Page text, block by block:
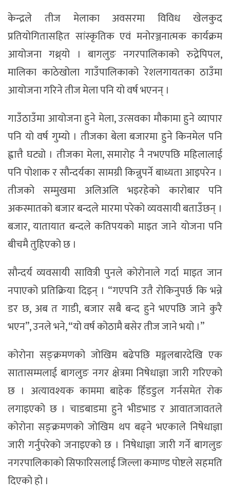
केन्द्रले तीज मेलाका अवसरमा विविध खेलकुद
प्रतियोगितासहित सांस्कृतिक एवं मनोरञ्जनात्मक कार्यक्रम
आयोजना गथ्र्यो । बागलुङ नगरपालिकाको रुद्रेपिपल,
मालिका काठेखोला गाउँपालिकाको रेशलगायतका ठाउँमा
आयोजना गरिने तीज मेला पनि यो वर्ष भएनन् ।
गाउँठाउँमा आयोजना हुने मेला, उत्सवका मौकामा हुने व्यापार
पनि यो वर्ष गुम्यो । तीजका बेला बजारमा हुने किनमेल पनि
ह्वात्तै घट्यो । तीजका मेला, समारोह नै नभएपछि महिलालाई
पनि पोशाक र सौन्दर्यका सामग्री किन्नुपर्ने बाध्यता आइपरेन ।
तीजको सम्मुखमा अलिअलि भइरहेको कारोबार पनि
अकस्मातको बजार बन्दले मारमा परेको व्यवसायी बताउँछन् ।
बजार, यातायात बन्दले कतिपयको माइत जाने योजना पनि
बीचमै तुहिएको छ ।
सौन्दर्य व्यवसायी सावित्री पुनले कोरोनाले गर्दा माइत जान
नपाएको प्रतिक्रिया दिइन् । “गएपनि उतै रोकिनुपर्छ कि भन्ने
डर छ, अब त गाडी, बजार सबै बन्द हुने भएपछि जाने कुरै
भएन”, उनले भने, “यो वर्ष कोठामै बसेर तीज जाने भयो ।”
कोरोना सङ्क्रमणको जोखिम बढेपछि मङ्गलबारदेखि एक
सातासम्मलाई बागलुङ नगर क्षेत्रमा निषेधाज्ञा जारी गरिएको
छ । अत्यावश्यक काममा बाहेक हिँडडुल गर्नसमेत रोक
लगाइएको छ । चाडबाडमा हुने भीडभाड र आवातजावतले
कोरोना सङ्क्रमणको जोखिम थप बढ्ने भएकाले निषेधाज्ञा
जारी गर्नुपरेको जनाइएको छ । निषेधाज्ञा जारी गर्ने बागलुङ
नगरपालिकाको सिफारिसलाई जिल्ला कमाण्ड पोष्टले सहमति
दिएको हो ।